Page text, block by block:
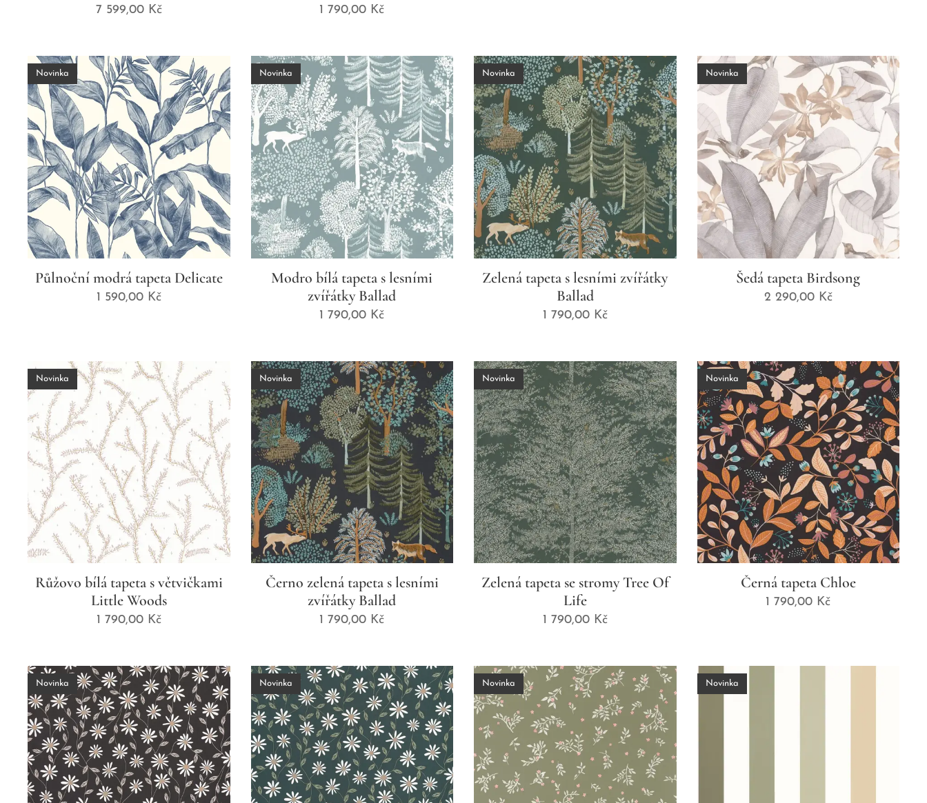
7 599,00Kč 1 790,00 Kč
Půlnoční modrá tapeta Delicate
Novinka
1 590,00Kč
Modro bílá tapeta s lesními
zvířátky Ballad
Novinka
1 790,00 Kč
Zelená tapeta s lesními zvířátky
Ballad
Novinka
1 790,00Kč
Šedá tapeta Birdsong
Novinka
2 290,00Kč
Růžovo bílá tapeta s větvičkami
Little Woods
Novinka
1 790,00Kč
Černo zelená tapeta s lesními
zvířátky Ballad
Novinka
1 790,00 Kč
Zelená tapeta se stromy Tree Of
Life
Novinka
1 790,00Kč
Černá tapeta Chloe
Novinka
1 790,00 Kč
Novinka Novinka Novinka Novinka